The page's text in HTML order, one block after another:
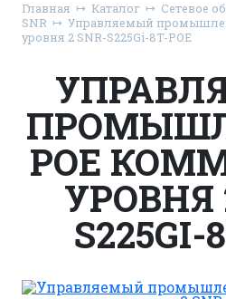
Главная Каталог
Сетевое
SNR
Управляемый
уровня 2 SNR-S225Gi-8T-POE
POE
УРОВНЯ
S225GI-